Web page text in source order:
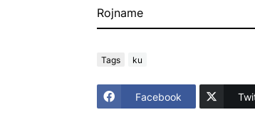
Rojname
Tags ku
Facebook
Li